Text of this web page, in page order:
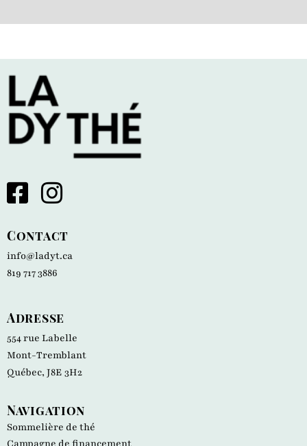
Contact
info@ladyt.ca
819 717 3886
Adresse
554 rue Labelle
Mont-Tremblant
Québec, J8E 3H2
Navigation
Sommelière de thé